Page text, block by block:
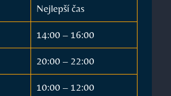
Nejlepší čas
14:00 – 16:00
20:00 – 22:00
10:00 – 12:00